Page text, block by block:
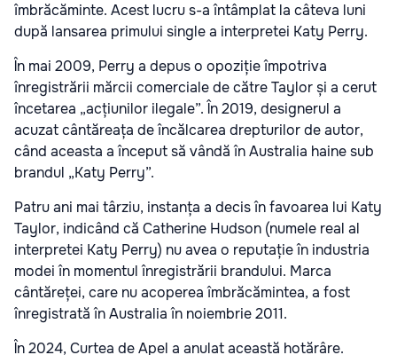
îmbrăcăminte. Acest lucru s-a întâmplat la câteva luni
după lansarea primului single a interpretei Katy Perry.
În mai 2009, Perry a depus o opoziție împotriva
înregistrării mărcii comerciale de către Taylor și a cerut
încetarea „acțiunilor ilegale”. În 2019, designerul a
acuzat cântăreața de încălcarea drepturilor de autor,
când aceasta a început să vândă în Australia haine sub
brandul „Katy Perry”.
Patru ani mai târziu, instanța a decis în favoarea lui Katy
Taylor, indicând că Catherine Hudson (numele real al
interpretei Katy Perry) nu avea o reputație în industria
modei în momentul înregistrării brandului. Marca
cântăreței, care nu acoperea îmbrăcămintea, a fost
înregistrată în Australia în noiembrie 2011.
În 2024, Curtea de Apel a anulat această hotărâre.